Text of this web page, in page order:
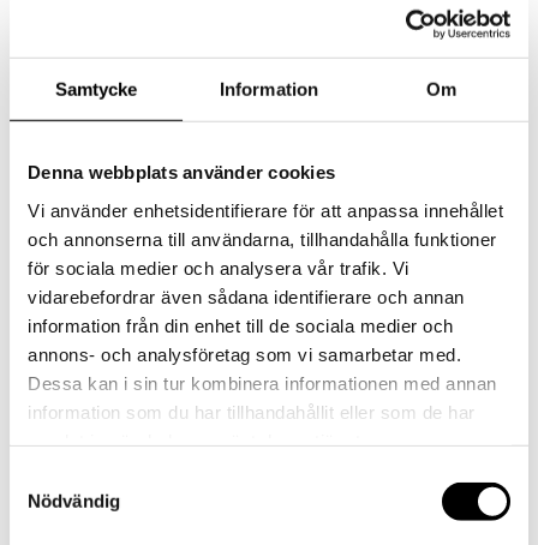
Samtycke Information Om
Denna webbplats använder cookies
Vi använder enhetsidentifierare för att anpassa innehållet
och annonserna till användarna, tillhandahålla funktioner
för sociala medier och analysera vår trafik. Vi
vidarebefordrar även sådana identifierare och annan
information från din enhet till de sociala medier och
annons- och analysföretag som vi samarbetar med.
Dessa kan i sin tur kombinera informationen med annan
information som du har tillhandahållit eller som de har
Nödvändig
Arkitekturbundet måleri
Vi arbetar med målade interiörer och
äldre byggnader krävs ett varsamt tillvägagångssätt